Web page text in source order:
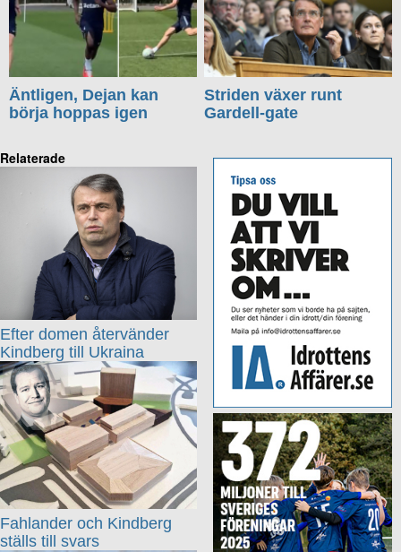
Äntligen, Dejan kan
börja hoppas igen
Striden växer runt
Gardell-gate
Relaterade
Efter domen återvänder
Kindberg till Ukraina
Fahlander och Kindberg
ställs till svars